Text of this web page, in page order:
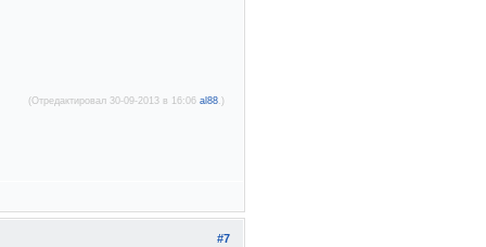
(Отредактировал 30-09-2013 в 16:06 al88 .)
#7